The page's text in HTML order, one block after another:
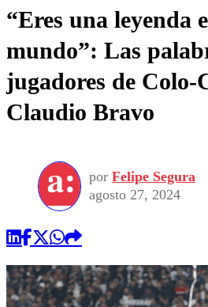
“Eres una leyenda
mundo”: Las
jugadores de Colo-
Claudio Bravo
por Felipe Segura
agosto 27, 2024